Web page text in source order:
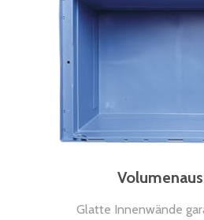
Glatte Innenwände